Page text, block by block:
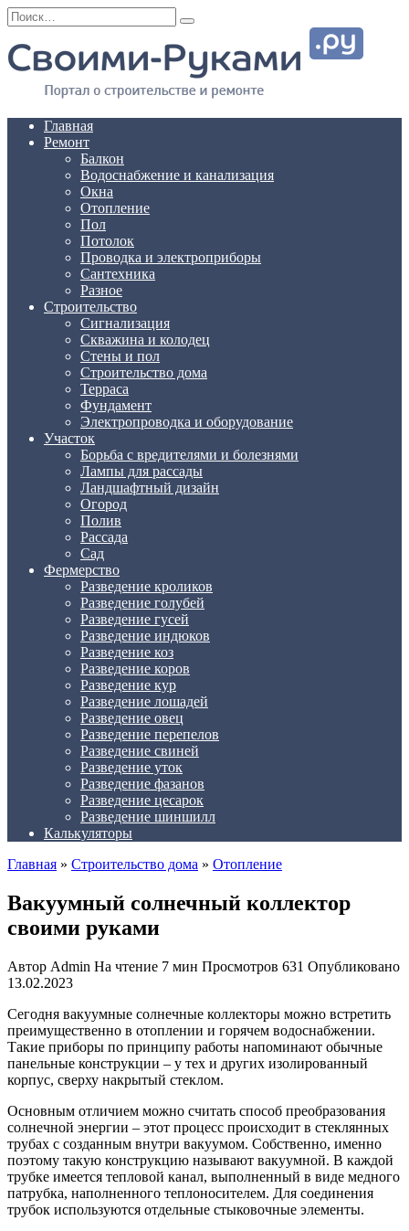
Перейти
к
содержанию
Search
for:
Главная
Ремонт
Балкон
Водоснабжение и канализация
Окна
Отопление
Пол
Потолок
Проводка и электроприборы
Сантехника
Разное
Строительство
Сигнализация
Скважина и колодец
Стены и пол
Строительство дома
Терраса
Фундамент
Электропроводка и оборудование
Участок
Борьба с вредителями и болезнями
Лампы для рассады
Ландшафтный дизайн
Огород
Полив
Рассада
Сад
Фермерство
Разведение кроликов
Разведение голубей
Разведение гусей
Разведение индюков
Разведение коз
Разведение коров
Разведение кур
Разведение лошадей
Разведение овец
Разведение перепелов
Разведение свиней
Разведение уток
Разведение фазанов
Разведение цесарок
Разведение шиншилл
Калькуляторы
Главная » Строительство дома » Отопление
Вакуумный солнечный коллектор
своими руками
Автор Admin На чтение 7 мин Просмотров 631 Опубликовано
13.02.2023
Сегодня вакуумные солнечные коллекторы можно встретить
преимущественно в отоплении и горячем водоснабжении.
Такие приборы по принципу работы напоминают обычные
панельные конструкции – у тех и других изолированный
корпус, сверху накрытый стеклом.
Основным отличием можно считать способ преобразования
солнечной энергии – этот процесс происходит в стеклянных
трубах с созданным внутри вакуумом. Собственно, именно
поэтому такую конструкцию называют вакуумной. В каждой
трубке имеется тепловой канал, выполненный в виде медного
патрубка, наполненного теплоносителем. Для соединения
трубок используются отдельные стыковочные элементы.